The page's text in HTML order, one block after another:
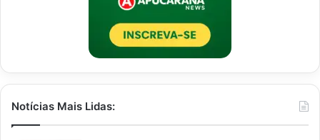
Notícias Mais Lidas: